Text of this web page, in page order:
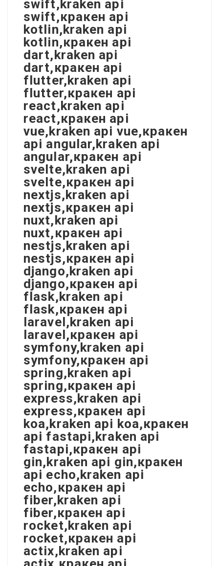
swift,kraken api
swift,кракен api
kotlin,kraken api
kotlin,кракен api
dart,kraken api
dart,кракен api
flutter,kraken api
flutter,кракен api
react,kraken api
react,кракен api
vue,kraken api vue,кракен
api angular,kraken api
angular,кракен api
svelte,kraken api
svelte,кракен api
nextjs,kraken api
nextjs,кракен api
nuxt,kraken api
nuxt,кракен api
nestjs,kraken api
nestjs,кракен api
django,kraken api
django,кракен api
flask,kraken api
flask,кракен api
laravel,kraken api
laravel,кракен api
symfony,kraken api
symfony,кракен api
spring,kraken api
spring,кракен api
express,kraken api
express,кракен api
koa,kraken api koa,кракен
api fastapi,kraken api
fastapi,кракен api
gin,kraken api gin,кракен
api echo,kraken api
echo,кракен api
fiber,kraken api
fiber,кракен api
rocket,kraken api
rocket,кракен api
actix,kraken api